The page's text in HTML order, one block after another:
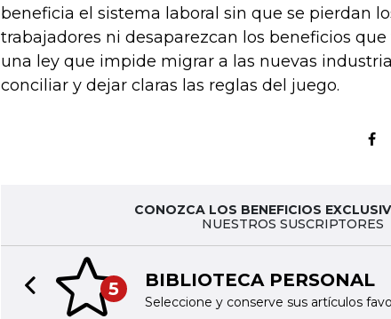
beneficia el sistema laboral sin que se pierdan
trabajadores ni desaparezcan los beneficios
una ley que impide migrar a las nuevas
conciliar y dejar claras las reglas del juego.
CONOZCA LOS BENEFICIOS
NUESTROS SUSCRIPTORES
5 BIBLIOTECA PERSONAL
Seleccione y conserve sus artículos
Previous slide